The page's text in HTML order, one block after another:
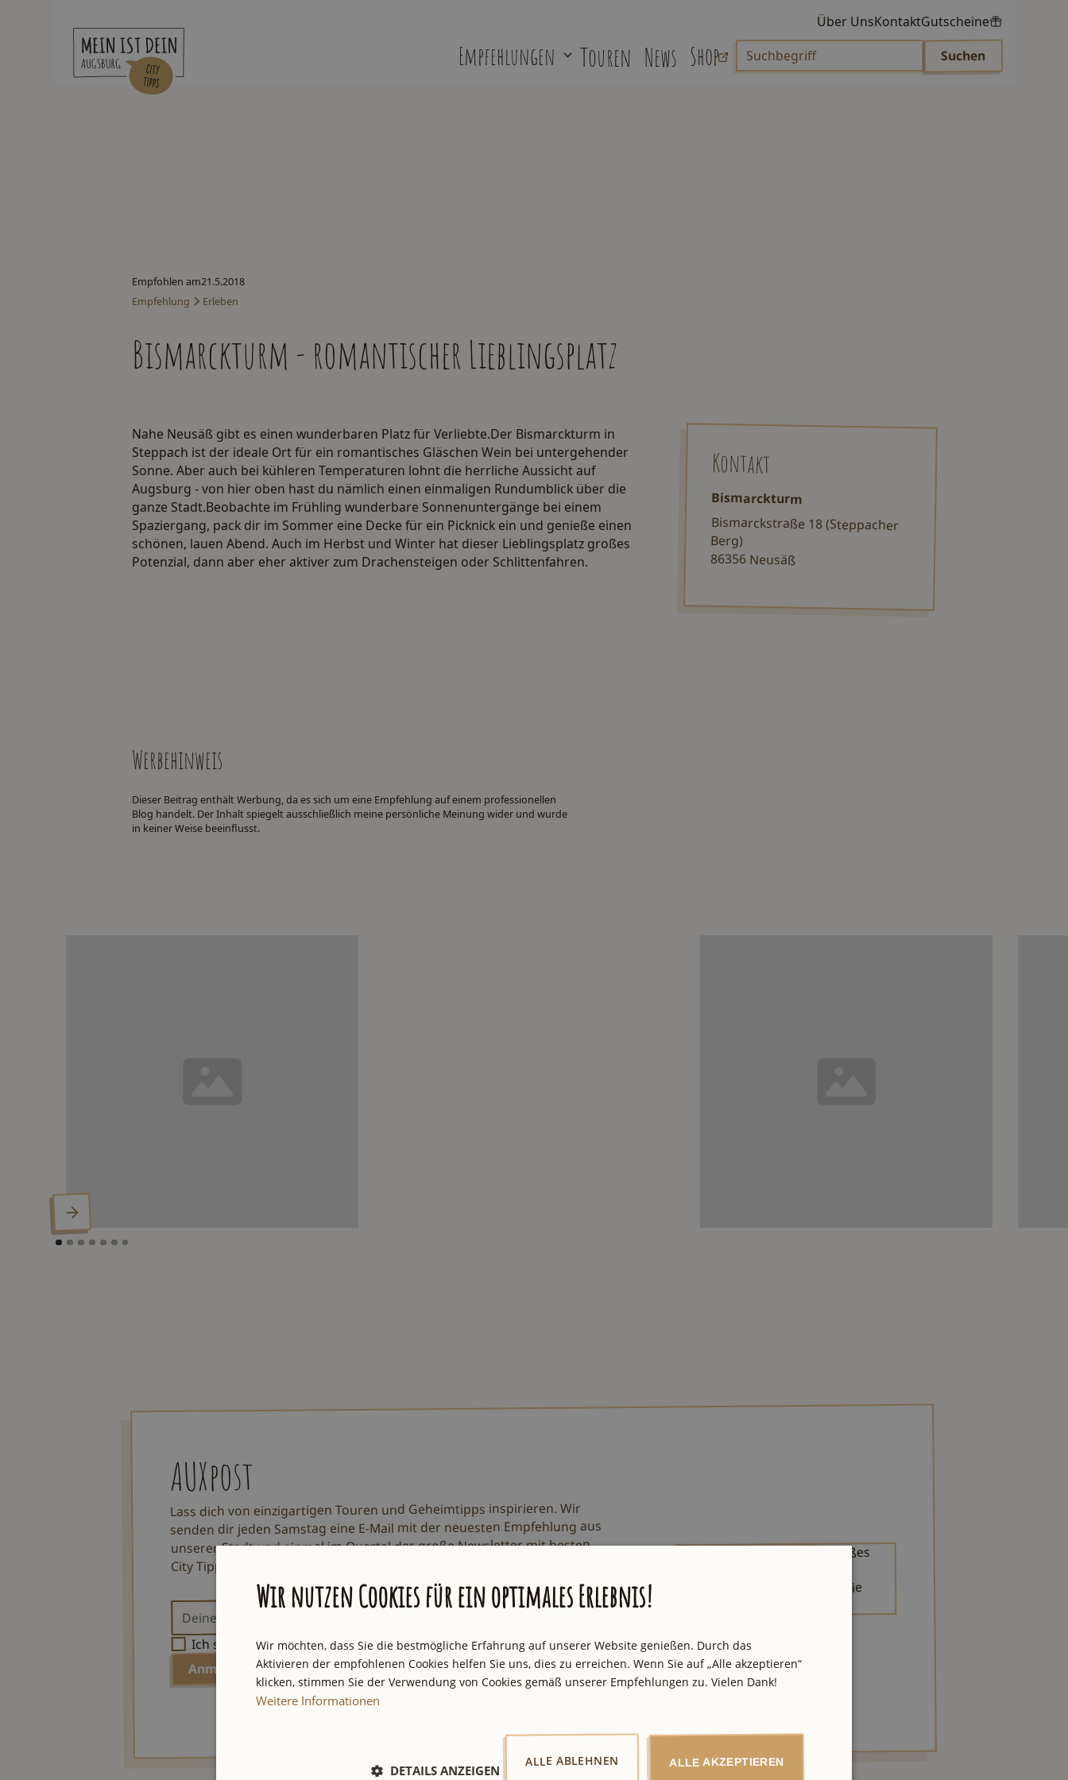
Über UnsKontaktGutscheine
Empfehlungen Touren News Shop
Empfohlen am21.5.2018
Empfehlung
Erleben
Bismarckturm - romantischer Lieblingsplatz
Nahe Neusäß gibt es einen wunderbaren Platz für Verliebte.Der Bismarckturm in
Steppach ist der ideale Ort für ein romantisches Gläschen Wein bei untergehender
Sonne. Aber auch bei kühleren Temperaturen lohnt die herrliche Aussicht auf
Augsburg - von hier oben hast du nämlich einen einmaligen Rundumblick über die
ganze Stadt.Beobachte im Frühling wunderbare Sonnenuntergänge bei einem
Spaziergang, pack dir im Sommer eine Decke für ein Picknick ein und genieße einen
schönen, lauen Abend. Auch im Herbst und Winter hat dieser Lieblingsplatz großes
Potenzial, dann aber eher aktiver zum Drachensteigen oder Schlittenfahren.
Kontakt
Bismarckturm
Bismarckstraße 18 (Steppacher
Berg)
86356 Neusäß
Werbehinweis
Dieser Beitrag enthält Werbung, da es sich um eine Empfehlung auf einem professionellen
Blog handelt. Der Inhalt spiegelt ausschließlich meine persönliche Meinung wider und wurde
in keiner Weise beeinflusst.
AUXpost
Lass dich von einzigartigen Touren und Geheimtipps inspirieren. Wir
senden dir jeden Samstag eine E-Mail mit der neuesten Empfehlung aus
unserer Stadt und einmal im Quartal der große Newsletter mit besten
City Tipps und Verlosungen.
Ich stimme denDatenschutzbestimmungenzu.
Wir nutzen Cookies für ein optimales Erlebnis!
Wir möchten, dass Sie die bestmögliche Erfahrung auf unserer Website genießen. Durch das
Aktivieren der empfohlenen Cookies helfen Sie uns, dies zu erreichen. Wenn Sie auf „Alle akzeptieren“
klicken, stimmen Sie der Verwendung von Cookies gemäß unserer Empfehlungen zu. Vielen Dank!
Weitere Informationen
ALLE AKZEPTIEREN
ALLE ABLEHNEN
DETAILS ANZEIGEN